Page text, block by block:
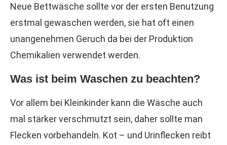
Neue Bettwäsche sollte vor der ersten Benutzung
erstmal gewaschen werden, sie hat oft einen
unangenehmen Geruch da bei der Produktion
Chemikalien verwendet werden.
Was ist beim Waschen zu beachten?
Vor allem bei Kleinkinder kann die Wäsche auch
mal stärker verschmutzt sein, daher sollte man
Flecken vorbehandeln. Kot – und Urinflecken reibt